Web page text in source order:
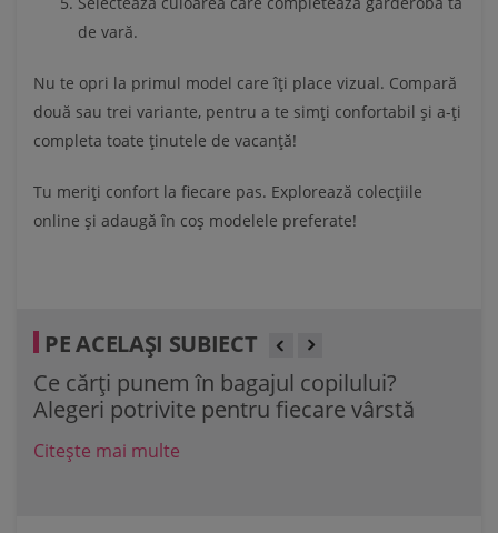
de vară.
Nu te opri la primul model care îți place vizual. Compară
două sau trei variante, pentru a te simți confortabil și a-ți
completa toate ținutele de vacanță!
Tu meriți confort la fiecare pas. Explorează colecțiile
online și adaugă în coș modelele preferate!
PE ACELAȘI SUBIECT
Ce cărți punem în bagajul copilului?
Alegeri potrivite pentru fiecare vârstă
Citește mai multe